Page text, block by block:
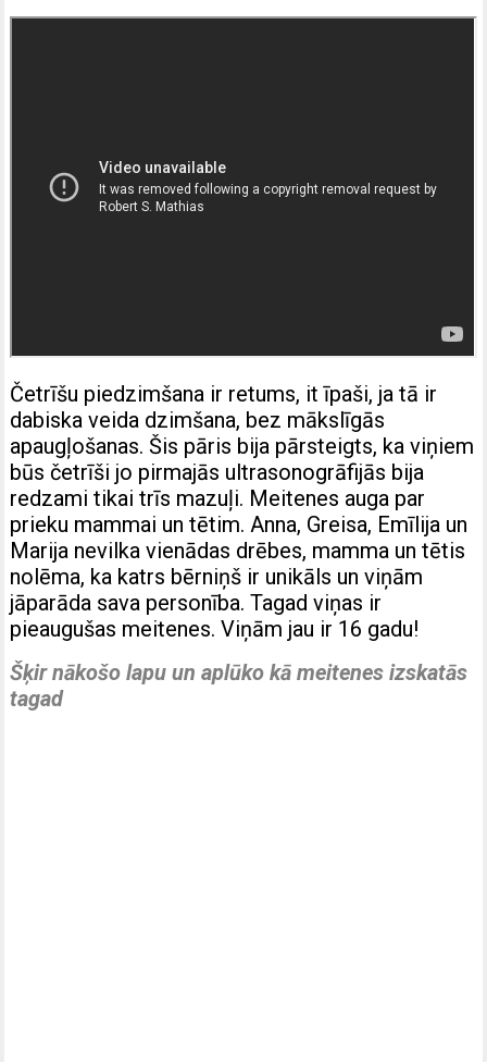
Četrīšu piedzimšana ir retums, it īpaši, ja tā ir
dabiska veida dzimšana, bez mākslīgās
apaugļošanas. Šis pāris bija pārsteigts, ka viņiem
būs četrīši jo pirmajās ultrasonogrāfijās bija
redzami tikai trīs mazuļi. Meitenes auga par
prieku mammai un tētim. Anna, Greisa, Emīlija un
Marija nevilka vienādas drēbes, mamma un tētis
nolēma, ka katrs bērniņš ir unikāls un viņām
jāparāda sava personība. Tagad viņas ir
pieaugušas meitenes. Viņām jau ir 16 gadu!
Šķir nākošo lapu un aplūko kā meitenes izskatās
tagad